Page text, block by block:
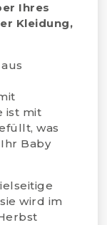
Ihres
Kleidung,
ist mit
was
Baby
wird im